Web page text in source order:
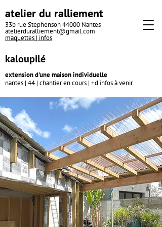
atelier du ralliement
33b rue Stephenson 44000 Nantes
atelierduralliement@gmail.com
maquettes | infos
kaloupilé
extensiond'une maison individuelle
nantes | 44 | chantier en cours | +d'infos à venir